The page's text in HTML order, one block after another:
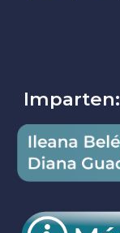
Imparten: